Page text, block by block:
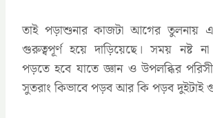
তাই পড়াশুনার কাজটা আগের তুলনায়
গুরুত্বপূর্ণ হয়ে দাড়িয়েছে। সময় নষ্ট
পড়তে হবে যাতে জ্ঞান ও উপলব্ধির
সুতরাং কিভাবে পড়ব আর কি পড়ব দুইটাই